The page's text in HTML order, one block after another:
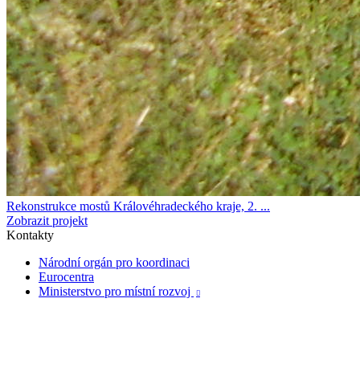
Rekonstrukce mostů Královéhradeckého kraje, 2. ...
Zobrazit projekt
Kontakty
Národní orgán pro koordinaci
Eurocentra
Ministerstvo pro místní rozvoj
